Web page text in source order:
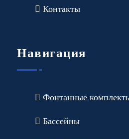
Контакты
Навигация
Фонтанные
Бассейны